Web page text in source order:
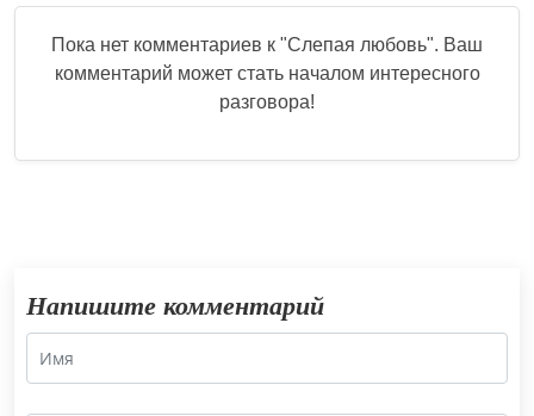
Пока нет комментариев к "Слепая любовь". Ваш
комментарий может стать началом интересного
разговора!
Напишите комментарий